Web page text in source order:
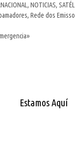
, NOTICIAS,
, Rede dos
Estamos Aquí